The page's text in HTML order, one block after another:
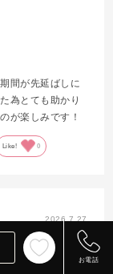
間が先延ばしに
為とても助かり
が楽しみです！
Like! 0
2026.7.27
お電話